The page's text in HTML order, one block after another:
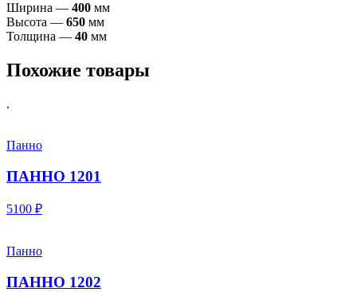
Ширина — 400 мм
Высота — 650 мм
Толщина — 40 мм
Похожие товары
.
Панно
ПАННО 1201
5100 ₽
Панно
ПАННО 1202